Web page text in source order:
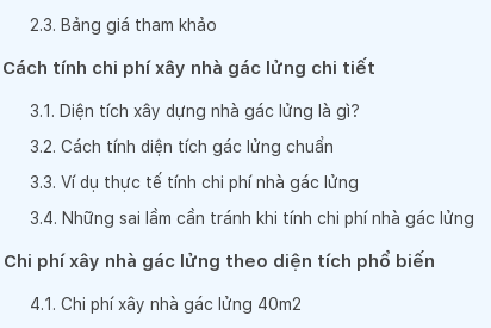
2.3. Bảng giá tham khảo
Cách tính chi phí xây nhà gác lửng chi tiết
3.1 . Diện tích xây dựng nhà gác lửng là gì?
3.2. Cách tính diện tích gác lửng chuẩn
3.3. Ví dụ thực tế tính chi phí nhà gác lửng
3.4. Những sai lầm cần tránh khi tính chi phí nhà gác lửng
Chi phí xây nhà gác lửng theo diện tích phổ biến
4.1 . Chi phí xây nhà gác lửng 40m2